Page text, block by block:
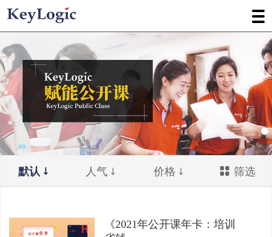
默认 人气 价格 筛选
《2021年公开课年卡：培训